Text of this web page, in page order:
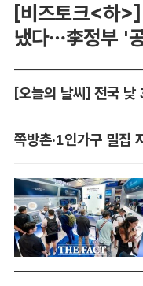
[비즈토크<하>]
냈다…李정부 '